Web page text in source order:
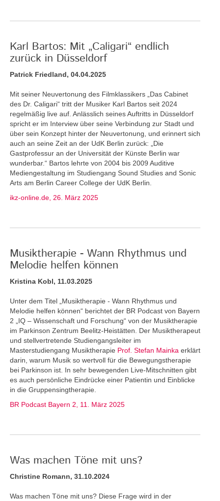
Karl Bartos: Mit „Caligari“ endlich
zurück in Düsseldorf
Patrick Friedland, 04.04.2025
Mit seiner Neuvertonung des Filmklassikers „Das Cabinet
des Dr. Caligari“ tritt der Musiker Karl Bartos seit 2024
regelmäßig live auf. Anlässlich seines Auftritts in Düsseldorf
spricht er im Interview über seine Verbindung zur Stadt und
über sein Konzept hinter der Neuvertonung, und erinnert sich
auch an seine Zeit an der UdK Berlin zurück: „Die
Gastprofessur an der Universität der Künste Berlin war
wunderbar.“ Bartos lehrte von 2004 bis 2009 Auditive
Mediengestaltung im Studiengang Sound Studies and Sonic
Arts am Berlin Career College der UdK Berlin.
ikz-online.de, 26. März 2025
Musiktherapie - Wann Rhythmus und
Melodie helfen können
Kristina Kobl, 11.03.2025
Unter dem Titel „Musiktherapie - Wann Rhythmus und
Melodie helfen können“ berichtet der BR Podcast von Bayern
2 „IQ – Wissenschaft und Forschung“ von der Musiktherapie
im Parkinson Zentrum Beelitz-Heistätten. Der Musiktherapeut
und stellvertretende Studiengangsleiter im
Masterstudiengang Musiktherapie Prof. Stefan Mainka erklärt
darin, warum Musik so wertvoll für die Bewegungstherapie
bei Parkinson ist. In sehr bewegenden Live-Mitschnitten gibt
es auch persönliche Eindrücke einer Patientin und Einblicke
in die Gruppensingtherapie.
BR Podcast Bayern 2, 11. März 2025
Was machen Töne mit uns?
Christine Romann, 31.10.2024
Was machen Töne mit uns? Diese Frage wird in der